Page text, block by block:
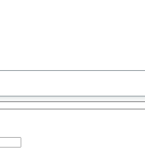
ข้อ
เสนอ